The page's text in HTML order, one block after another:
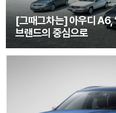
[그때그차는] 아우디 A6,
브랜드의 중심으로